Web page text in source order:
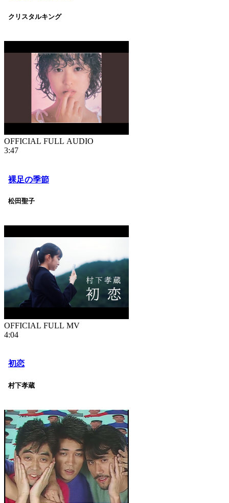
クリスタルキング
OFFICIAL FULL AUDIO
3:47
裸足の季節
松田聖子
OFFICIAL FULL MV
4:04
初恋
村下孝蔵